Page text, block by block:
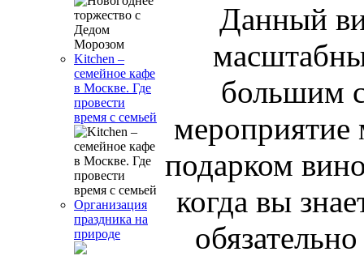
Kitchen –
семейное кафе
в Москве. Где
провести
время с семьей
Организация
праздника на
природе
Данный
большим
мероприятие
подарком
когда вы